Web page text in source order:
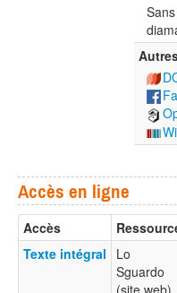
Accès en ligne
Accès
Texte intégral
Lo
Sguardo